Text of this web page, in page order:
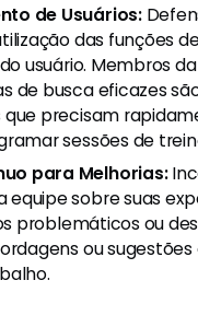
de Usuários:
das funções
usuário. Membros
de busca eficazes
precisam
sessões de
para Melhorias:
sobre suas
problemáticos ou
ou